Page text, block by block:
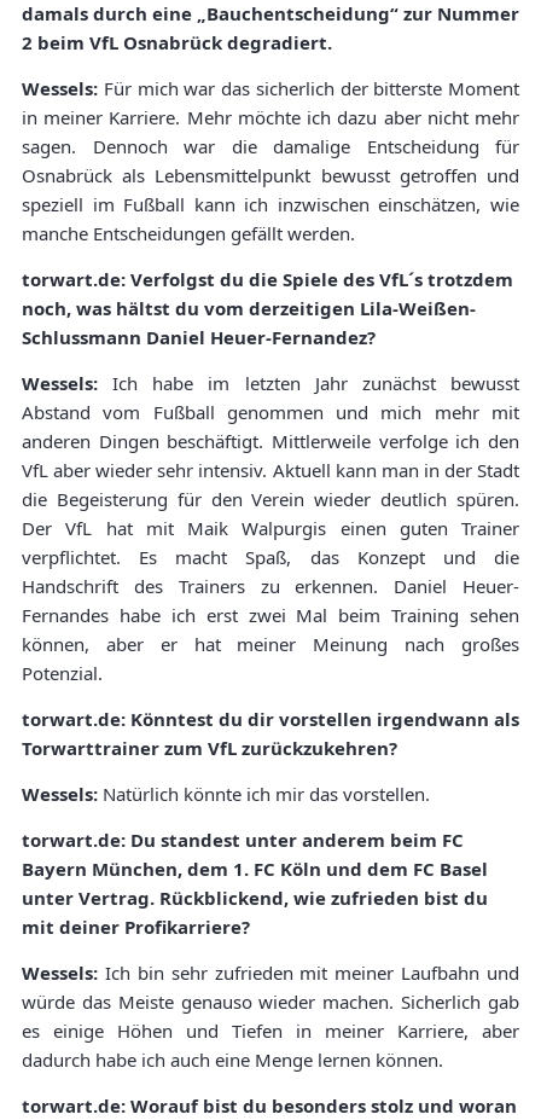
damals durch eine „Bauchentscheidung“ zur Nummer
2 beim VfL Osnabrück degradiert.
Wessels: Für mich war das sicherlich der bitterste Moment
in meiner Karriere. Mehr möchte ich dazu aber nicht mehr
sagen. Dennoch war die damalige Entscheidung für
Osnabrück als Lebensmittelpunkt bewusst getroffen und
speziell im Fußball kann ich inzwischen einschätzen, wie
manche Entscheidungen gefällt werden.
torwart.de: Verfolgst du die Spiele des VfL´s trotzdem
noch, was hältst du vom derzeitigen Lila-Weißen-
Schlussmann Daniel Heuer-Fernandez?
Wessels:Ich habe im letzten Jahr zunächst bewusst
Abstand vom Fußball genommen und mich mehr mit
anderen Dingen beschäftigt. Mittlerweile verfolge ich den
VfL aber wieder sehr intensiv. Aktuell kann man in der Stadt
die Begeisterung für den Verein wieder deutlich spüren.
Der VfL hat mit Maik Walpurgis einen guten Trainer
verpflichtet. Es macht Spaß, das Konzept und die
Handschrift des Trainers zu erkennen. Daniel Heuer-
Fernandes habe ich erst zwei Mal beim Training sehen
können, aber er hat meiner Meinung nach großes
Potenzial.
torwart.de: Könntest du dir vorstellen irgendwann als
Torwarttrainer zum VfL zurückzukehren?
Wessels: Natürlich könnte ich mir das vorstellen.
torwart.de: Du standest unter anderem beim FC
Bayern München, dem 1. FC Köln und dem FC Basel
unter Vertrag. Rückblickend, wie zufrieden bist du
mit deiner Profikarriere?
Wessels: Ich bin sehr zufrieden mit meiner Laufbahn und
würde das Meiste genauso wieder machen. Sicherlich gab
es einige Höhen und Tiefen in meiner Karriere, aber
dadurch habe ich auch eine Menge lernen können.
torwart.de: Worauf bist du besonders stolz und woran